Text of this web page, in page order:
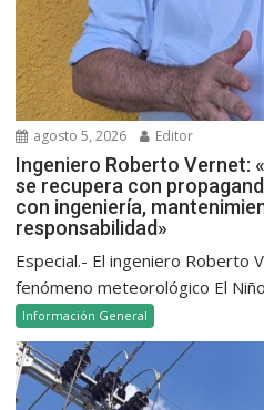
agosto 5, 2026 Editor
Ingeniero Roberto Vernet:
se recupera con
con ingeniería,
responsabilidad»
Especial.- El ingeniero Roberto
fenómeno meteorológico El
Información General